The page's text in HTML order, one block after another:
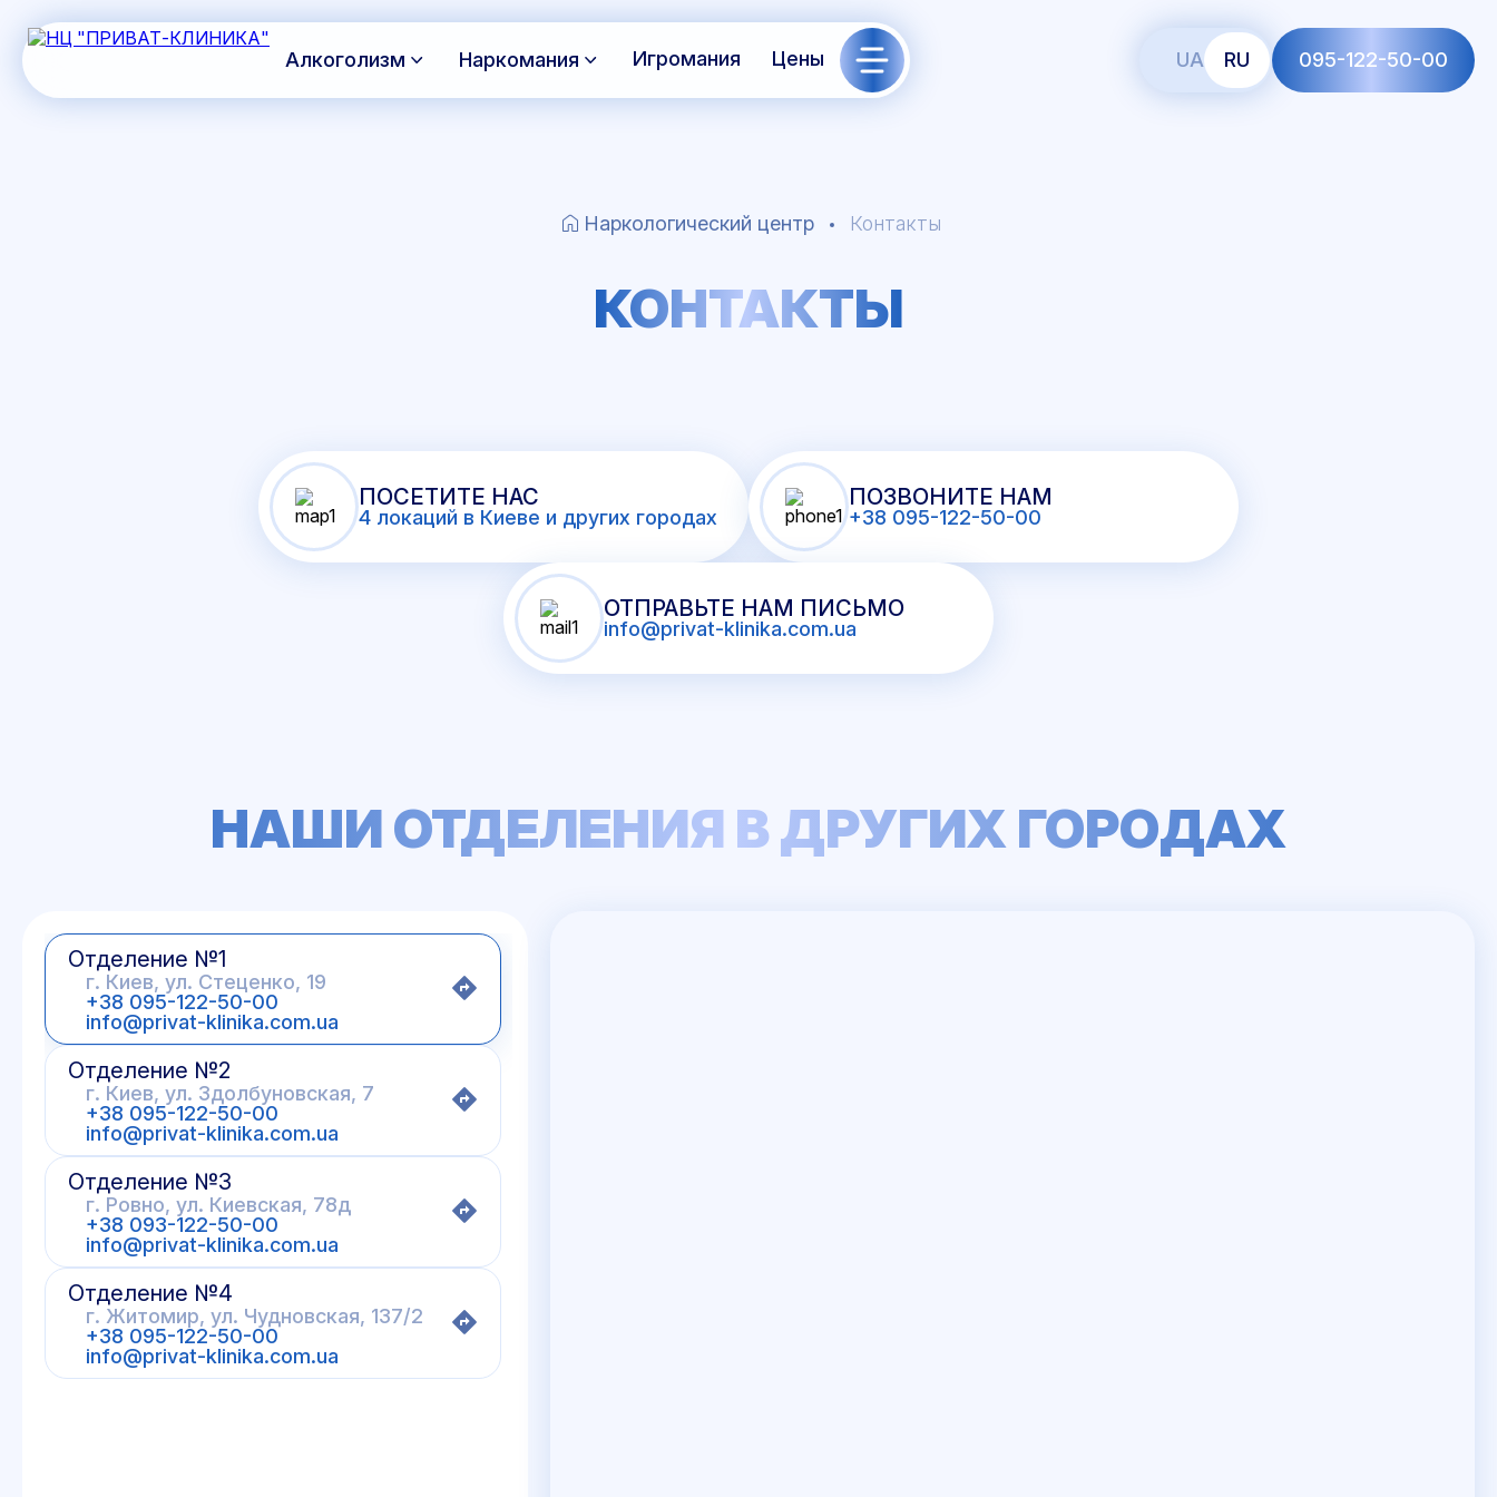
Алкоголизм Наркомания Игромания Цены RU
UA 095-122-50-00
Наркологический центр Контакты
КОНТАКТЫ
ПОСЕТИТЕ НАС
4 локаций в Киеве и других городах
ПОЗВОНИТЕ НАМ
+38 095-122-50-00
ОТПРАВЬТЕ НАМ ПИСЬМО
info@privat-klinika.com.ua
НАШИ ОТДЕЛЕНИЯ В ДРУГИХ ГОРОДАХ
Отделение №1
г. Киев, ул. Стеценко, 19
+38 095-122-50-00
info@privat-klinika.com.ua
Отделение №2
г. Киев, ул. Здолбуновская, 7
+38 095-122-50-00
info@privat-klinika.com.ua
Отделение №3
г. Ровно, ул. Киевская, 78д
+38 093-122-50-00
info@privat-klinika.com.ua
Отделение №4
г. Житомир, ул. Чудновская, 137/2
+38 095-122-50-00
info@privat-klinika.com.ua